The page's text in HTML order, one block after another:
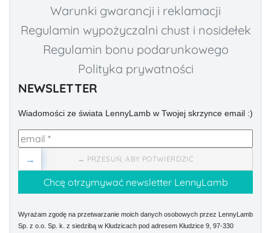
Warunki gwarancji i reklamacji
Regulamin wypożyczalni chust i nosidełek
Regulamin bonu podarunkowego
Polityka prywatności
NEWSLETTER
Wiadomości ze świata LennyLamb w Twojej skrzynce email :)
→ PRZESUŃ, ABY POTWIERDZIĆ
→
Wyrażam zgodę na przetwarzanie moich danych osobowych przez LennyLamb
Sp. z o.o. Sp. k. z siedzibą w Kłudzicach pod adresem Kłudzice 9, 97-330